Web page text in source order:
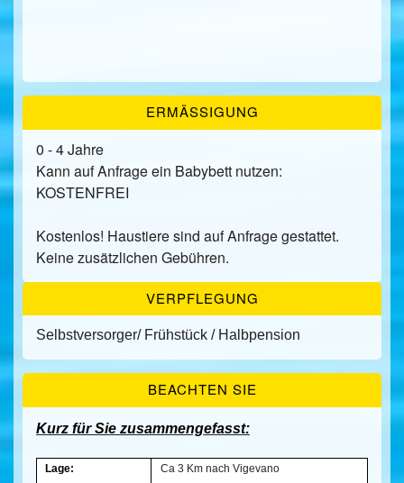
ERMÄSSIGUNG
0 - 4 Jahre
Kann auf Anfrage ein Babybett nutzen:
KOSTENFREI
Kostenlos! Haustiere sind auf Anfrage gestattet.
Keine zusätzlichen Gebühren.
VERPFLEGUNG
Selbstversorger/ Frühstück / Halbpension
BEACHTEN SIE
Kurz für Sie zusammengefasst:
Lage: Ca 3 Km nach Vigevano